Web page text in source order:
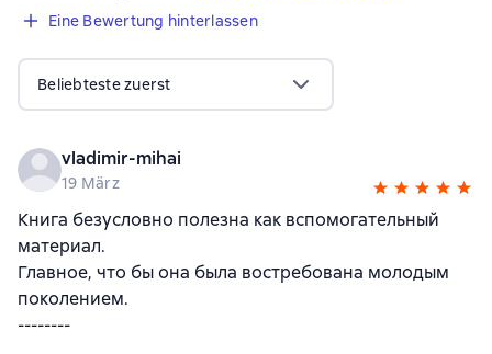
Eine Bewertung hinterlassen
Beliebteste zuerst
vladimir-mihai
19 März
Книга безусловно полезна как вспомогательный
материал.
Главное, что бы она была востребована молодым
поколением.
--------